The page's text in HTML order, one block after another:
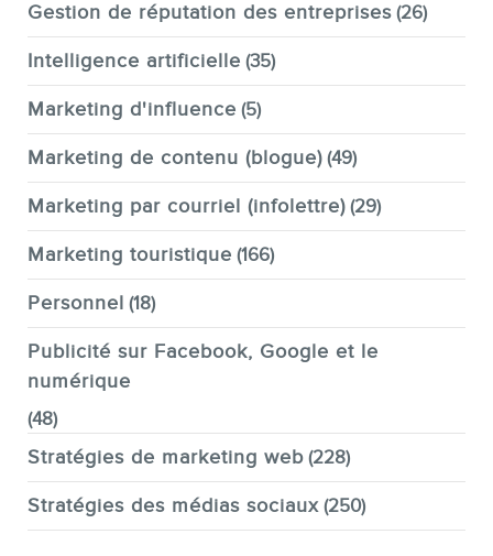
Gestion de réputation des entreprises (26)
Intelligence artificielle (35)
Marketing d'influence (5)
Marketing de contenu (blogue) (49)
Marketing par courriel (infolettre) (29)
Marketing touristique (166)
Personnel (18)
Publicité sur Facebook, Google et le
numérique
(48)
Stratégies de marketing web (228)
Stratégies des médias sociaux (250)